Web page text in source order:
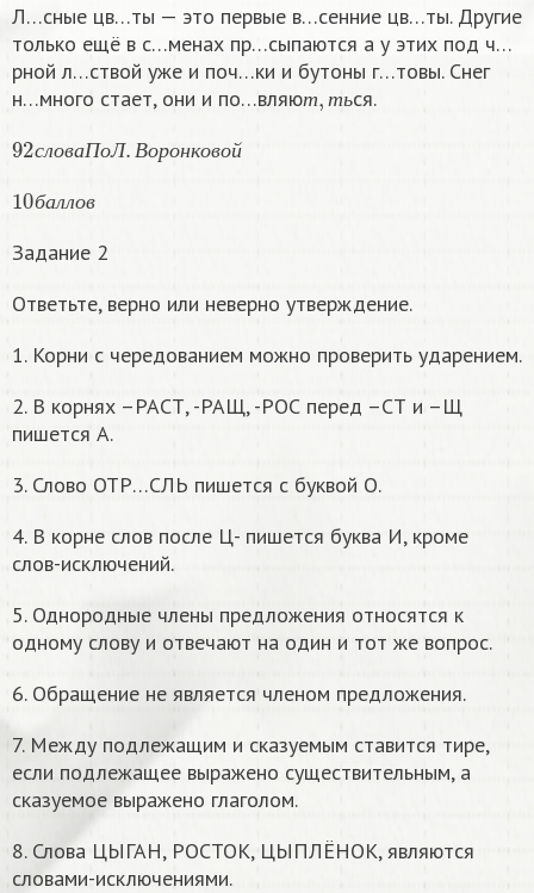
Л…сные цв…ты — это первые в…сенние цв…ты. Другие
только ещё в с…менах пр…сыпаются а у этих под ч…
рной л…ствой уже и поч…ки и бутоны г…товы. Снег
н…много стает, они и по…вляют т ь
т, ть ся.
сл о в а
92
П о Л В о р о н ко в о й
й
б алл о в
10
Задание 2
Ответьте, верно или неверно утверждение.
1. Корни с чередованием можно проверить ударением.
2. В корнях –РАСТ, -РАЩ, -РОС перед –СТ и –Щ
пишется А.
3. Слово ОТР…СЛЬ пишется с буквой О.
4. В корне слов после Ц- пишется буква И, кроме
слов-исключений.
5. Однородные члены предложения относятся к
одному слову и отвечают на один и тот же вопрос.
6. Обращение не является членом предложения.
7. Между подлежащим и сказуемым ставится тире,
если подлежащее выражено существительным, а
сказуемое выражено глаголом.
8. Слова ЦЫГАН, РОСТОК, ЦЫПЛЁНОК, являются
словами-исключениями.